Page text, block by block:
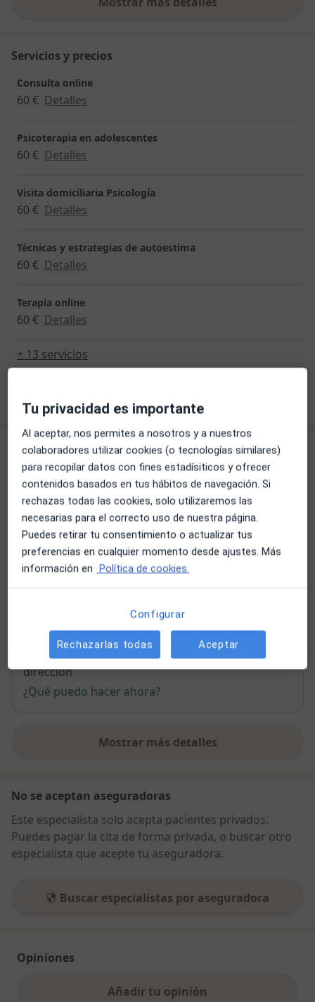
sobre la experiencia
Servicios y precios
Consulta online
60 € Detalles
Psicoterapia en adolescentes
60 € Detalles
Visita domiciliaria Psicología
60 € Detalles
Técnicas y estrategias de autoestima
60 € Detalles
Terapia online
60 € Detalles
+ 13 servicios
¿Cómo funcionan los precios?
Consultas (3)
Dirección 1 Online Dirección 2
Consulta privada
Carrer de Concepción Arenal 293, Sant Andreu,
Barcelona 08030
Ampliar
se abre en una nueva
Disponibilidad
Este especialista no ofrece reserva online en esta
dirección
¿Qué puedo hacer ahora?
Mostrar más detalles
sobre la dirección
No se aceptan aseguradoras
Este especialista solo acepta pacientes privados.
Puedes pagar la cita de forma privada, o buscar otro
especialista que acepte tu aseguradora.
Buscar especialistas por aseguradora
Opiniones
Añadir tu opinión
Tu privacidad es importante
Al aceptar, nos permites a nosotros y a nuestros
colaboradores utilizar cookies (o tecnologías similares)
para recopilar datos con fines estadísiticos y ofrecer
contenidos basados en tus hábitos de navegación. Si
rechazas todas las cookies, solo utilizaremos las
necesarias para el correcto uso de nuestra página.
Puedes retirar tu consentimiento o actualizar tus
preferencias en cualquier momento desde ajustes. Más
información en Política de cookies.
Configurar
Rechazarlas todas Aceptar